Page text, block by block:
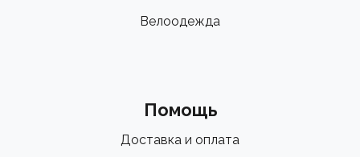
Велоодежда
Помощь
Доставка и оплата